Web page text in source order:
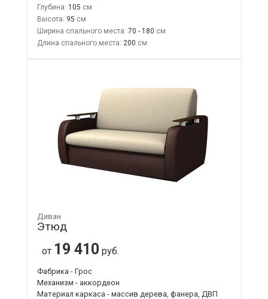
Глубина: 105
Высота: 95
Ширина спального места: 70 - 180
Длина спального места: 200
Диван
Этюд
от 19 410 руб.
Фабрика - Грос
Механизм - аккордеон
Материал каркаса - массив дерева, фанера, ДВП